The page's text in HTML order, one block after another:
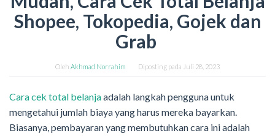
Shopee, Tokopedia, Gojek dan
Grab
Oleh Akhmad Norrahim Diposting pada Juli 28, 2023
Cara cek total belanjaadalah langkah pengguna untuk
mengetahui jumlah biaya yang harus mereka bayarkan.
Biasanya, pembayaran yang membutuhkan cara ini adalah